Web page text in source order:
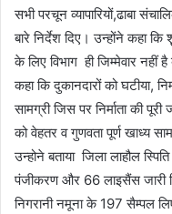
सभी परचून व्यापारियों,ढाबा
बारे निर्देश दिए। उन्होंने कहा
के लिए विभाग ही जिम्मेवार नहीं
कहा कि दुकानदारों को घटीया,
सामग्री जिस पर निर्माता की
को वेहतर व गुणवता पूर्ण खाध्य
उन्होने बताया जिला लाहौल
पंजीकरण और 66 लाइसैंस जारी
निगरानी नमूना के 197 सैम्पल